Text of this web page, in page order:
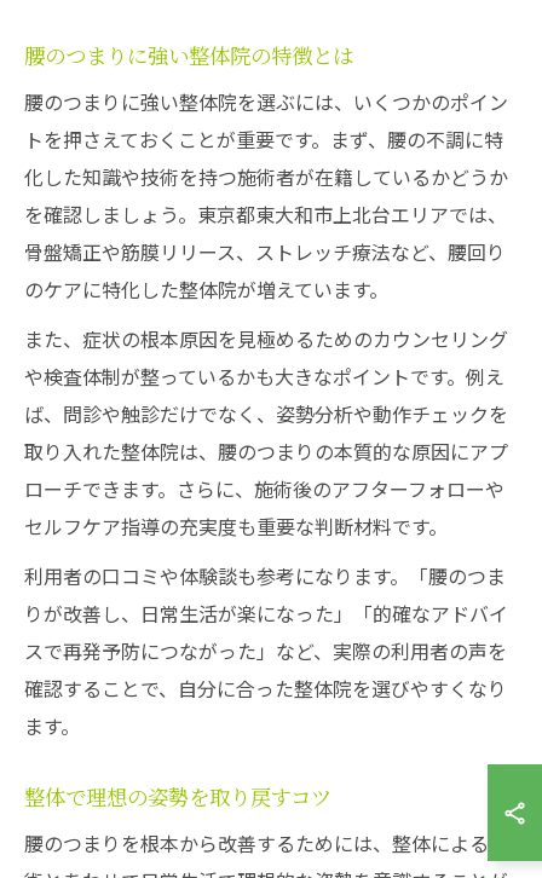
腰のつまりに強い整体院の特徴とは
腰のつまりに強い整体院を選ぶには、いくつかのポイン
トを押さえておくことが重要です。まず、腰の不調に特
化した知識や技術を持つ施術者が在籍しているかどうか
を確認しましょう。東京都東大和市上北台エリアでは、
骨盤矯正や筋膜リリース、ストレッチ療法など、腰回り
のケアに特化した整体院が増えています。
また、症状の根本原因を見極めるためのカウンセリング
や検査体制が整っているかも大きなポイントです。例え
ば、問診や触診だけでなく、姿勢分析や動作チェックを
取り入れた整体院は、腰のつまりの本質的な原因にアプ
ローチできます。さらに、施術後のアフターフォローや
セルフケア指導の充実度も重要な判断材料です。
利用者の口コミや体験談も参考になります。「腰のつま
りが改善し、日常生活が楽になった」「的確なアドバイ
スで再発予防につながった」など、実際の利用者の声を
確認することで、自分に合った整体院を選びやすくなり
ます。
整体で理想の姿勢を取り戻すコツ
腰のつまりを根本から改善するためには、整体による施